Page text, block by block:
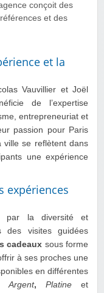
conçoit des
et des
et la
Vauvillier et Joël
de l’expertise
entrepreneuriat et
passion pour Paris
ville se reflètent dans
une expérience
expériences
par la diversité et
des visites guidées
cadeaux sous forme
à ses proches une
en différentes
Argent, Platineet